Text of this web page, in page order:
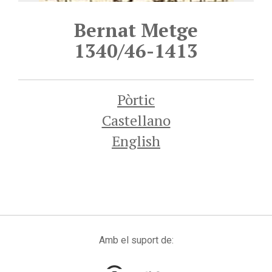
Bernat Metge
1340/46-1413
Pòrtic
Castellano
English
Amb el suport de: